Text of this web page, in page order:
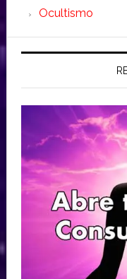
Ocultismo